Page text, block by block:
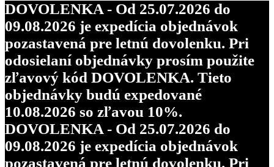
DOVOLENKA - Od 25.07.2026 do
09.08.2026 je expedícia objednávok
pozastavená pre letnú dovolenku. Pri
odosielaní objednávky prosím použite
zľavový kód DOVOLENKA. Tieto
objednávky budú expedované
10.08.2026 so zľavou 10%.
DOVOLENKA - Od 25.07.2026 do
09.08.2026 je expedícia objednávok
pozastavená pre letnú dovolenku. Pri